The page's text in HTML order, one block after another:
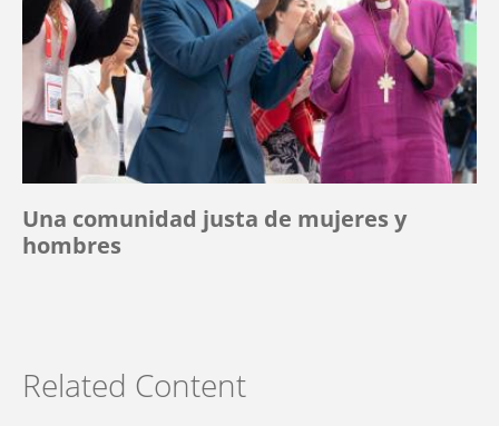
Una comunidad justa de mujeres y
hombres
Related Content